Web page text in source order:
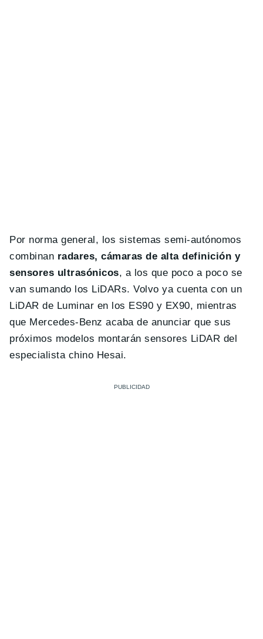
Por norma general, los sistemas semi-autónomos
combinan radares, cámaras de alta definición y
sensores ultrasónicos, a los que poco a poco se
van sumando los LiDARs. Volvo ya cuenta con un
LiDAR de Luminar en los ES90 y EX90, mientras
que Mercedes-Benz acaba de anunciar que sus
próximos modelos montarán sensores LiDAR del
especialista chino Hesai.